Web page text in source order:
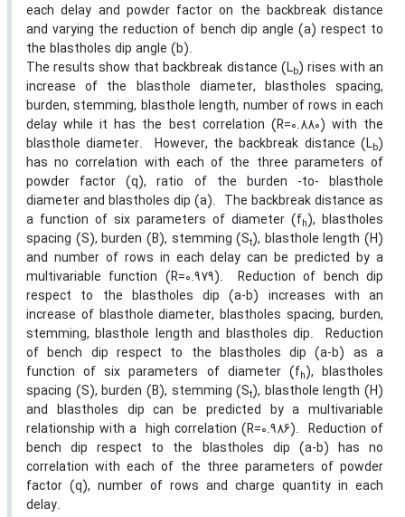
each delay and powder factor on the backbreak distance
and varying the reduction of bench dip angle (a) respect to
the blastholes dip angle (b).
The results show that backbreak distance (Lb) rises with an
increase of the blasthole diameter, blastholes spacing,
burden, stemming, blasthole length, number of rows in each
delay while it has the best correlation (R=0.880) with the
blasthole diameter. However, the backbreak distance (Lb)
has no correlation with each of the three parameters of
powder factor (q), ratio of the burden -to- blasthole
diameter and blastholes dip (a). The backbreak distance as
a function of six parameters of diameter (fh), blastholes
spacing (S), burden (B), stemming (St), blasthole length (H)
and number of rows in each delay can be predicted by a
multivariable function (R=0.979). Reduction of bench dip
respect to the blastholes dip (a-b) increases with an
increase of blasthole diameter, blastholes spacing, burden,
stemming, blasthole length and blastholes dip. Reduction
of bench dip respect to the blastholes dip (a-b) as a
function of six parameters of diameter (fh), blastholes
spacing (S), burden (B), stemming (St), blasthole length (H)
and blastholes dip can be predicted by a multivariable
relationship with a high correlation (R=0.986). Reduction of
bench dip respect to the blastholes dip (a-b) has no
correlation with each of the three parameters of powder
factor (q), number of rows and charge quantity in each
delay.